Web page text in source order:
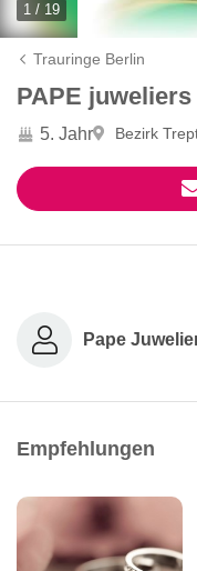
1 / 19
Trauringe Berlin
PAPE juweliers
5. Jahr Bezirk
Pape
Empfehlungen